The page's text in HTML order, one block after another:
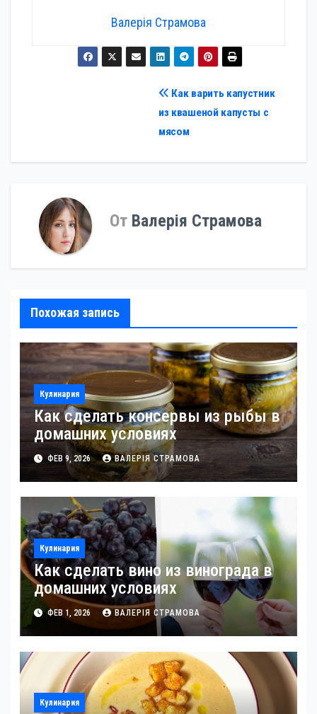
Валерія Страмова
записям
Как варить капустник
из квашеной капусты с
мясом
От Валерія Страмова
Похожая запись
Кулинария
Как сделать консервы из рыбы в
домашних условиях
ФЕВ 9, 2026 ВАЛЕРІЯ СТРАМОВА
Кулинария
Как сделать вино из винограда в
домашних условиях
ФЕВ 1, 2026 ВАЛЕРІЯ СТРАМОВА
Кулинария